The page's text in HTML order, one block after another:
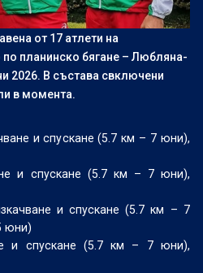
от 17 атлети на
планинско бягане – Любляна-
2026. В състава свключени
в момента.
и спускане (5.7 км – 7 юни),
и спускане (5.7 км – 7 юни),
и спускане (5.7 км – 7
юни)
и спускане (5.7 км – 7 юни),